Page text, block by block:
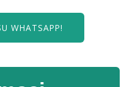
WHATSAPP!